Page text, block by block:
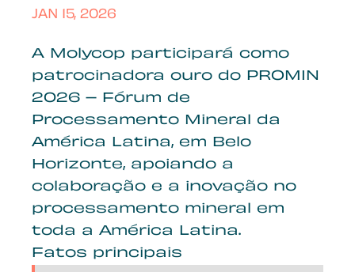
JAN 15, 2026
A Molycop participará como
patrocinadora ouro do PROMIN
2026 – Fórum de
Processamento Mineral da
América Latina, em Belo
Horizonte, apoiando a
colaboração e a inovação no
processamento mineral em
toda a América Latina.
Fatos principais